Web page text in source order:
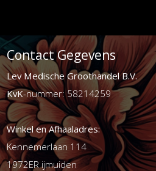
Contact Gegevens
Lev Medische Groothandel B.V.
KvK-nummer: 58214259
Winkel en Afhaaladres:
Kennemerlaan 114
1972ER ijmuiden